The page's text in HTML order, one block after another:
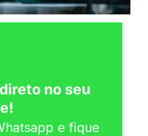
no seu
e fique